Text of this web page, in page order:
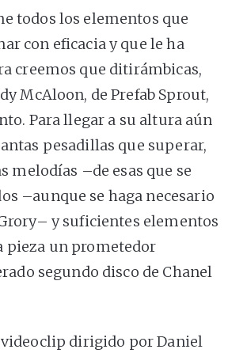
todos los elementos que
con eficacia y que le ha
creemos que ditirámbicas,
McAloon, de Prefab Sprout,
Para llegar a su altura aún
pesadillas que superar,
melodías –de esas que se
–aunque se haga necesario
y suficientes elementos
pieza un prometedor
segundo disco de Chanel
dirigido por Daniel